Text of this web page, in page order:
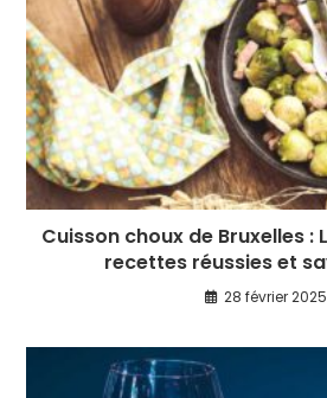
Cuisson choux de Bruxelles :
recettes réussies et
28 février 2025